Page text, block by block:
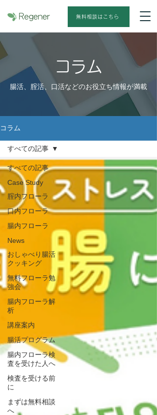
無料相談はこちら
コラム
腸活、腟活、口活などのお役立ち情報が満載
コラム
すべての記事
Case Study
腟内フローラ
口内フローラ
腸内フローラ
News
おしゃべり腸活
クッキング
無料フローラ勉
強会
腸内フローラ解
析
講座案内
腸活プログラム
腸内フローラ検
査を受けた人へ
検査を受ける前
に
まずは無料相談
へ
すべての記事